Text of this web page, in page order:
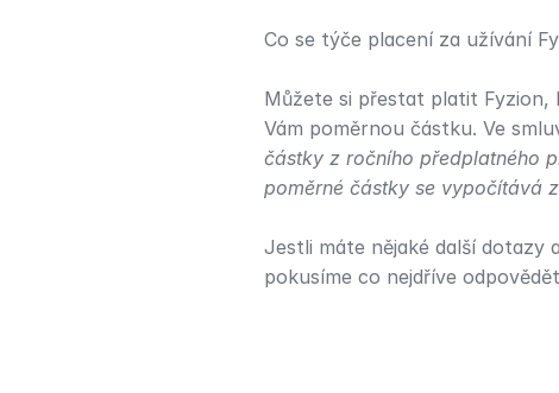
Co se týče placení za užívání
Můžete si přestat platit
Vám poměrnou částku. Ve
částky z ročního předplatného
poměrné částky se vypočítává
Jestli máte nějaké další dotazy
pokusíme co nejdříve